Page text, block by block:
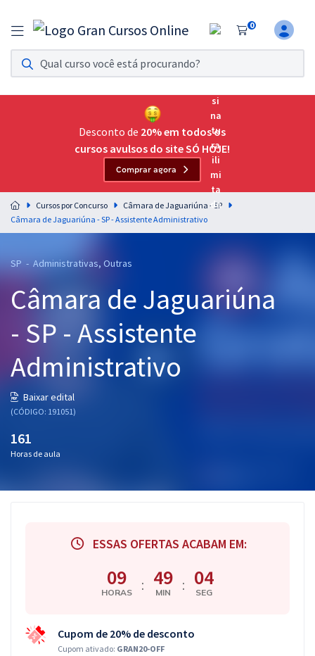
0
Assinatura Ilimitada 11
Acesso a todos os cursos. Teste grátis por 7 dias!
Assinatura OAB Até Passar
Acesso ilimitado a toda preparação para o Exame da
Residências Multiprofissionais
Preparação completa e intensiva para as principais
residências em saúde do Brasil
Cursos 20% OFF
Pós
Graduação
OAB
Conteúdo gratuito
Desconto de 20% em todos os
cursos avulsos do site SÓ HOJE!
Comprar agora
Cursos por Concurso
Câmara de Jaguariúna - SP
Câmara de Jaguariúna - SP - Assistente Administrativo
SP - Administrativas, Outras
Câmara de Jaguariúna
- SP - Assistente
Administrativo
Baixar edital
(CÓDIGO: 191051)
161
Horas de aula
ESSAS OFERTAS ACABAM EM:
09
HORAS : 49
MIN : 03
SEG
Cupom de 20% de desconto
Cupom ativado: GRAN20-OFF